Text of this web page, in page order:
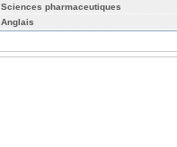
Sciences pharmaceutiques
Anglais